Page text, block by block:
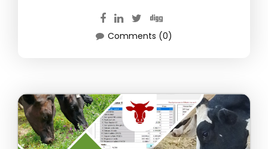
Comments (0)